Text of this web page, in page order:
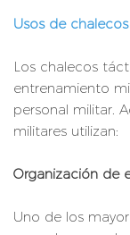
Usos de
Los chalecos
entrenamiento
personal militar.
militares utilizan:
Organización de
Uno de los